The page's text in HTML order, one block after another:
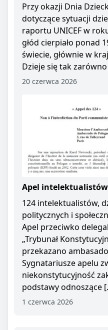
Przy okazji Dnia
dotyczące sytuacji
raportu UNICEF w
głód cierpiało ponad
świecie, głównie w
Dzieje się tak
20 czerwca 2026
Apel intelektualistów
124 intelektualistów,
politycznych i
Apel przeciwko
„Trybunał
przekazano
Sygnatariusze apelu
niekonstytucyjność
podstawy odnoszące
1 czerwca 2026